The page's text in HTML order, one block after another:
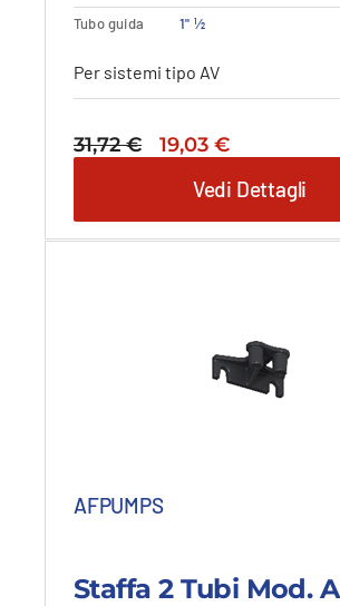
Tubo guida
1" ½
Per sistemi tipo AV
31,72€
Il
originale
era:
31,72 €.
19,03€Il
attuale
è:
19,03 €.
Vedi Dettagli
AFPUMPS
Staffa 2 Tubi Mod. A